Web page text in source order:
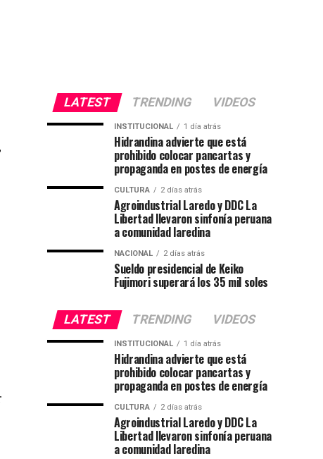
LATEST TRENDING VIDEOS
INSTITUCIONAL 1 día atrás
Hidrandina advierte que está
prohibido colocar pancartas y
propaganda en postes de energía
CULTURA 2 días atrás
Agroindustrial Laredo y DDC La
Libertad llevaron sinfonía peruana
a comunidad laredina
NACIONAL 2 días atrás
Sueldo presidencial de Keiko
Fujimori superará los 35 mil soles
LATEST TRENDING VIDEOS
INSTITUCIONAL 1 día atrás
Hidrandina advierte que está
prohibido colocar pancartas y
propaganda en postes de energía
CULTURA 2 días atrás
Agroindustrial Laredo y DDC La
Libertad llevaron sinfonía peruana
a comunidad laredina